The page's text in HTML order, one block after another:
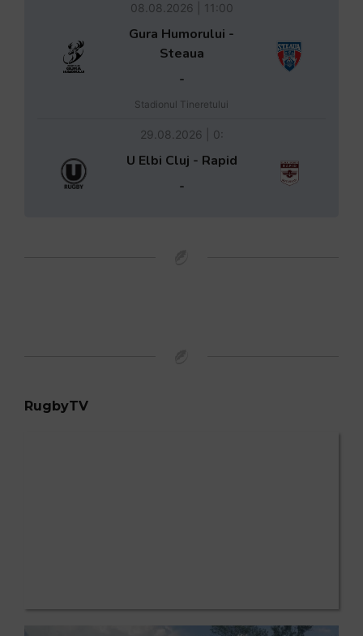
08.08.2026 | 11:00
Gura Humorului -
Steaua
-
Stadionul Tineretului
29.08.2026 | 0:
U Elbi Cluj - Rapid
-
RugbyTV